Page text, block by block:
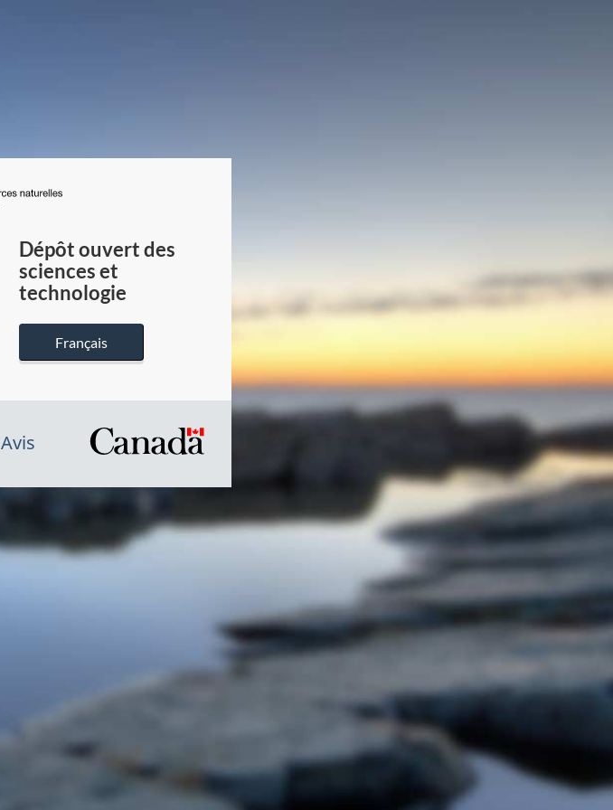
du
Canada
Dépôt ouvert des
sciences et
technologie
Français
Avis
/
Symbole
gouvernement